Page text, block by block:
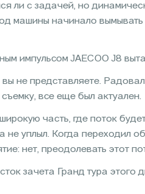
ли с задачей, но
машины начинало
импульсом JAECOO J8
не представляете.
все еще был актуален.
часть, где поток
уплыл. Когда переходил
нет, преодолевать этот
зачета Гранд тура этого